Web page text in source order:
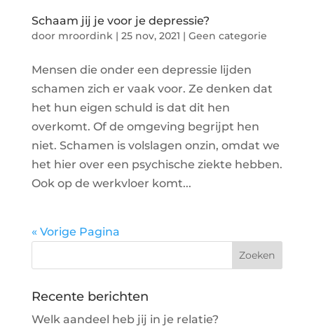
Schaam jij je voor je depressie?
door mroordink | 25 nov, 2021 | Geen categorie
Mensen die onder een depressie lijden
schamen zich er vaak voor. Ze denken dat
het hun eigen schuld is dat dit hen
overkomt. Of de omgeving begrijpt hen
niet. Schamen is volslagen onzin, omdat we
het hier over een psychische ziekte hebben.
Ook op de werkvloer komt...
« Vorige Pagina
Recente berichten
Welk aandeel heb jij in je relatie?